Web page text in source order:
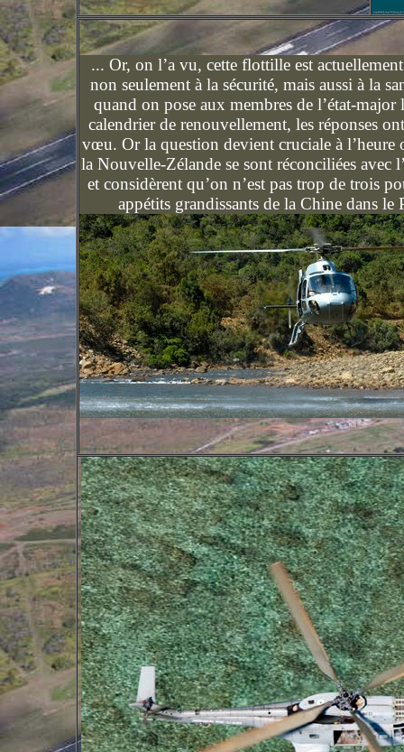
... Or, on l’a vu, cette flottille est
non seulement à la sécurité, mais aussi à la
quand on pose aux membres de l’état-major
calendrier de renouvellement, les réponses
vœu. Or la question devient cruciale à l’heure
la Nouvelle-Zélande se sont réconciliées avec
et considèrent qu’on n’est pas trop de trois
appétits grandissants de la Chine dans le